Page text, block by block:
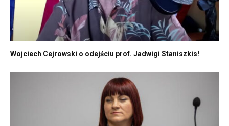
Wojciech Cejrowski o odejściu prof. Jadwigi Staniszkis!